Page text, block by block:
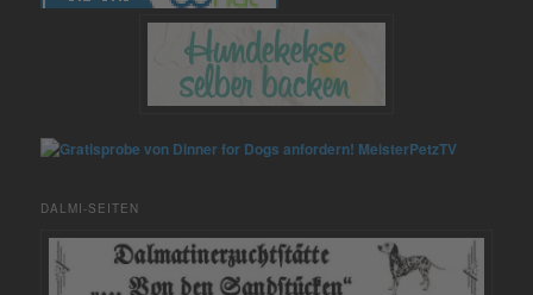
MeisterPetzTV
DALMI-SEITEN